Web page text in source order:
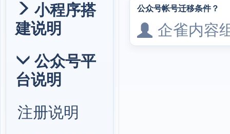
小程序搭
建说明
公众号平
台说明
注册说明
公众号帐号迁移条件？
企雀内容